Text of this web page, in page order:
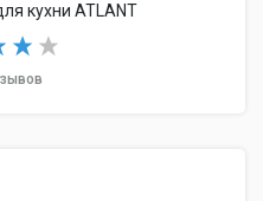
кухни ATLANT